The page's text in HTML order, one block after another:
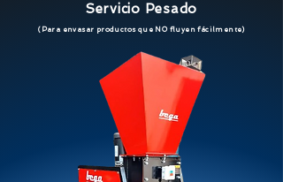
Servicio Pesado
(Para envasar productos que NO fluyen fácilmente)